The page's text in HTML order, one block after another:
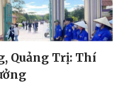
Quảng Trị: Thí